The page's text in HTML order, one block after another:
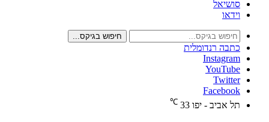
סושיאל
וידאו
חיפוש בגיקס...
כתבה רנדומלית
Instagram
YouTube
Twitter
Facebook
תל אביב - יפו 33
℃